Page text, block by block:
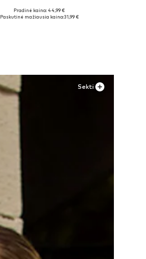
Pradinė kaina: 44,99 €
Paskutinė mažiausia kaina:31,99 €
Sekti